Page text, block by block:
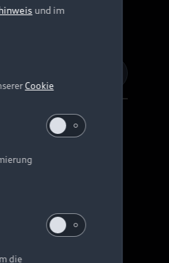
Act
und im
Cookie
die